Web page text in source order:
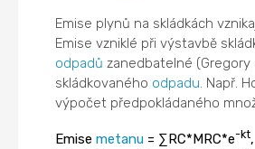
Emise plynů na skládkách
Emise vzniklé při výstavbě
odpadů zanedbatelné (Gregory
skládkovaného odpadu . Např.
výpočet předpokládaného
Emise metanu= ∑RC*MRC*e-kt,